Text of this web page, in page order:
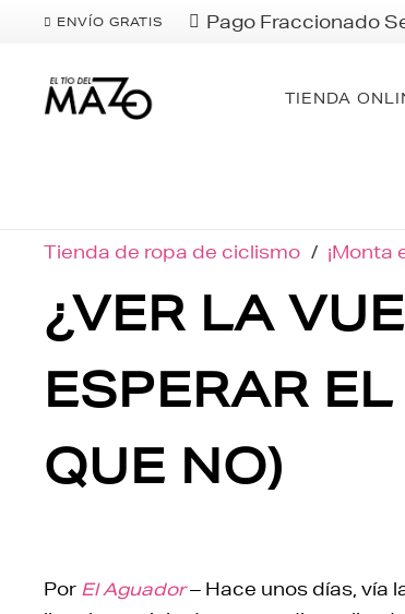
ENVÍO GRATIS Pago Fraccionado
TIENDA
Tienda de ropa de ciclismo / ¡Monta
¿VER LA
ESPERAR
QUE NO)
Por El Aguador– Hace unos días, vía